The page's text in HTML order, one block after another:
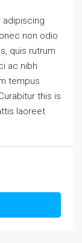
non odio
quis rutrum
ac nibh
tempus
this is
laoreet